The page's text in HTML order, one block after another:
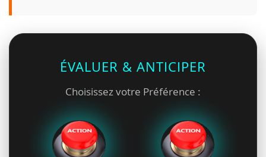
ÉVALUER & ANTICIPER
Choisissez votre Préférence :